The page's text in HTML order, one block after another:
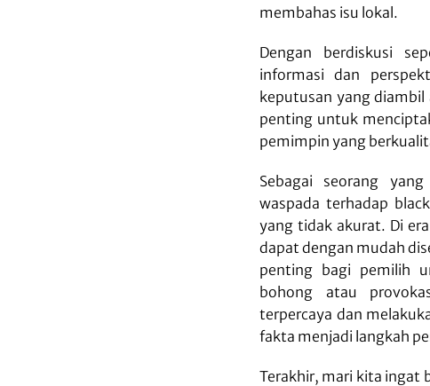
membahas isu lokal.
Dengan berdiskusi
informasi dan
keputusan yang diambil
penting untuk
pemimpin yang
Sebagai seorang
waspada terhadap
yang tidak akurat. Di
dapat dengan mudah
penting bagi pemilih
bohong atau
terpercaya dan
fakta menjadi langkah
Terakhir, mari kita ingat